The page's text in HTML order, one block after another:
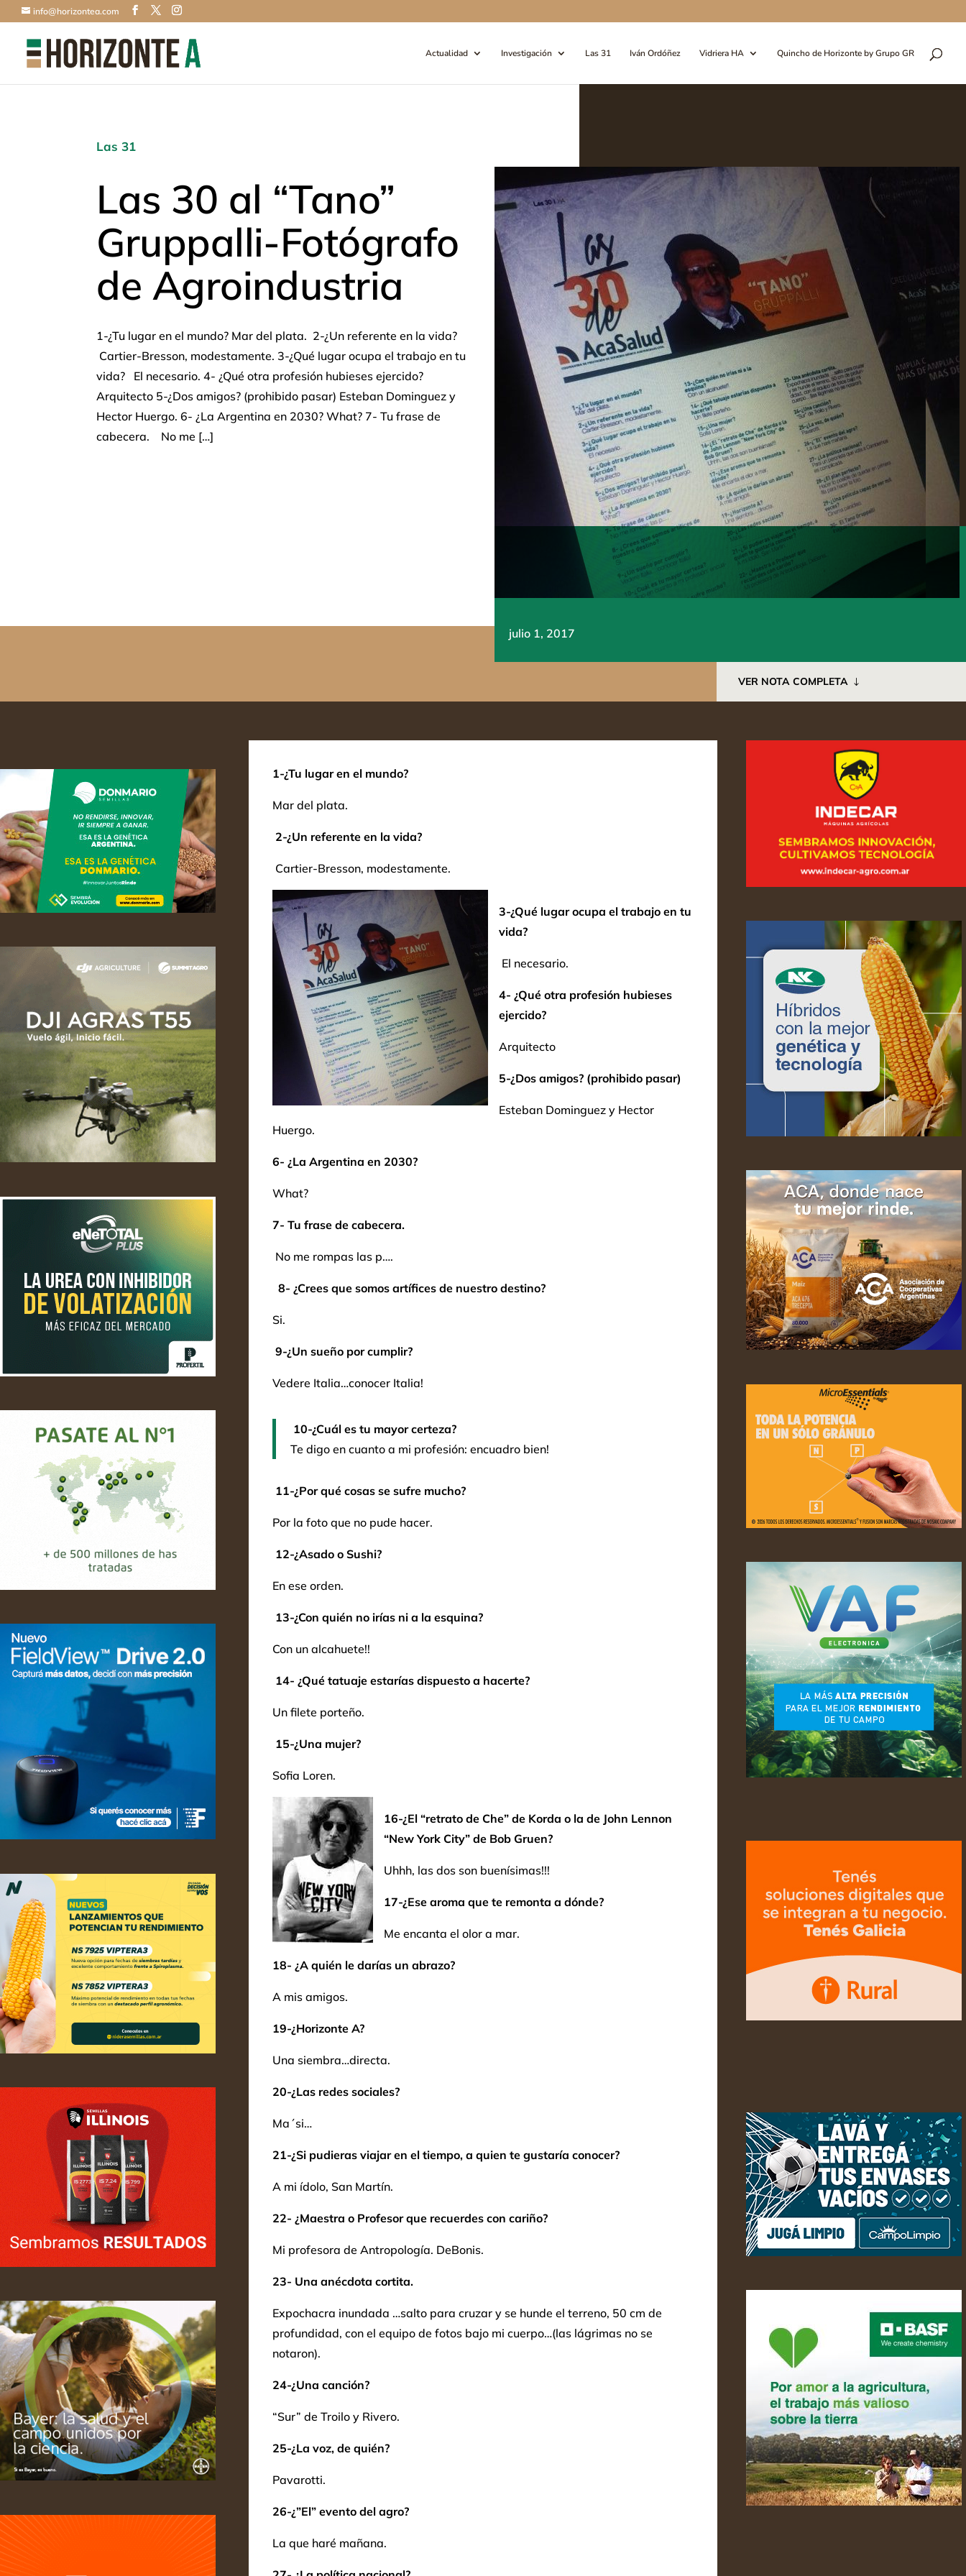
info@horizontea.com
Actualidad Investigación Las 31 Iván Ordóñez Vidriera HA Quincho de Horizonte by Grupo GR
Las 31
Las 30 al “Tano”
Gruppalli-Fotógrafo
de Agroindustria
1-¿Tu lugar en el mundo? Mar del plata. 2-¿Un referente en la vida?
Cartier-Bresson, modestamente. 3-¿Qué lugar ocupa el trabajo en tu
vida? El necesario. 4- ¿Qué otra profesión hubieses ejercido?
Arquitecto 5-¿Dos amigos? (prohibido pasar) Esteban Dominguez y
Hector Huergo. 6- ¿La Argentina en 2030? What? 7- Tu frase de
cabecera. No me […]
julio 1, 2017
VER NOTA COMPLETA
1-¿Tu lugar en el mundo?
Mar del plata.
2-¿Un referente en la vida?
Cartier-Bresson, modestamente.
3-¿Qué lugar ocupa el trabajo en tu
vida?
El necesario.
4- ¿Qué otra profesión hubieses
ejercido?
Arquitecto
5-¿Dos amigos? (prohibido pasar)
Esteban Dominguez y Hector
Huergo.
6- ¿La Argentina en 2030?
What?
7- Tu frase de cabecera.
No me rompas las p….
8- ¿Crees que somos artífices de nuestro destino?
Si.
9-¿Un sueño por cumplir?
Vedere Italia…conocer Italia!
10-¿Cuál es tu mayor certeza?
Te digo en cuanto a mi profesión: encuadro bien!
11-¿Por qué cosas se sufre mucho?
Por la foto que no pude hacer.
12-¿Asado o Sushi?
En ese orden.
13-¿Con quién no irías ni a la esquina?
Con un alcahuete!!
14- ¿Qué tatuaje estarías dispuesto a hacerte?
Un filete porteño.
15-¿Una mujer?
Sofia Loren.
16-¿El “retrato de Che” de Korda o la de John Lennon
“New York City” de Bob Gruen?
Uhhh, las dos son buenísimas!!!
17-¿Ese aroma que te remonta a dónde?
Me encanta el olor a mar.
18- ¿A quién le darías un abrazo?
A mis amigos.
19-¿Horizonte A?
Una siembra…directa.
20-¿Las redes sociales?
Ma´si…
21-¿Si pudieras viajar en el tiempo, a quien te gustaría conocer?
A mi ídolo, San Martín.
22- ¿Maestra o Profesor que recuerdes con cariño?
Mi profesora de Antropología. DeBonis.
23- Una anécdota cortita.
Expochacra inundada …salto para cruzar y se hunde el terreno, 50 cm de
profundidad, con el equipo de fotos bajo mi cuerpo…(las lágrimas no se
notaron).
24-¿Una canción?
“Sur” de Troilo y Rivero.
25-¿La voz, de quién?
Pavarotti.
26-¿”El” evento del agro?
La que haré mañana.